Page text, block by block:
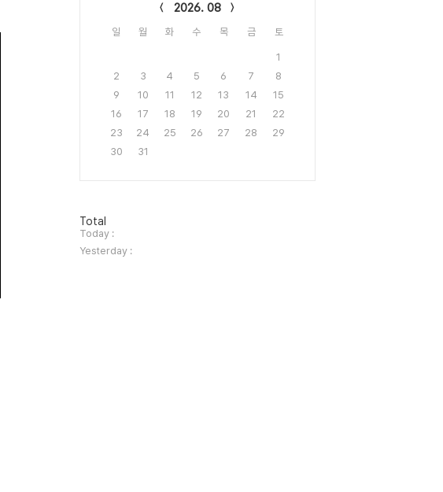
2026. 08
일 월 화 수 목 금 토
1
2
3 4 5 6 7
8
9
10 11 12 13 14
15
16
17 18 19 20 21
22
23
24 25 26 27 28
29
30
31
방
문
자
수
Total
Today :
Yesterday :